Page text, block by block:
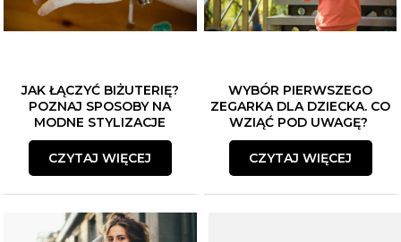
JAK ŁĄCZYĆ BIŻUTERIĘ?
POZNAJ SPOSOBY NA
MODNE STYLIZACJE
CZYTAJ WIĘCEJ
WYBÓR PIERWSZEGO
ZEGARKA DLA DZIECKA. CO
WZIĄĆ POD UWAGĘ?
CZYTAJ WIĘCEJ